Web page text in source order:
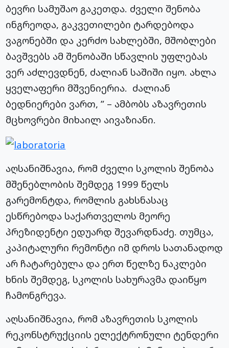
ბევრი სამუშაო გაკეთდა. ძველი შენობა
ინგრეოდა, გაკვეთილები ტარდებოდა
ვაგონებში და კერძო სახლებში, მშობლები
ბავშვებს ამ შენობაში სწავლის უფლებას
ვერ აძლევდნენ, ძალიან საშიში იყო. ახლა
ყველაფერი მშვენიერია. ძალიან
ბედნიერები ვართ, ” – ამბობს აზავრეთის
მცხოვრები მიხაილ აივაზიანი.
აღსანიშნავია, რომ ძველი სკოლის შენობა
მშენებლობის შემდეგ 1999 წელს
გარემონტდა, რომლის გახსნასაც
ესწრებოდა საქართველოს მეორე
პრეზიდენტი ედუარდ შევარდნაძე. თუმცა,
კაპიტალური რემონტი იმ დროს სათანადოდ
არ ჩატარებულა და ერთ წელზე ნაკლები
ხნის შემდეგ, სკოლის სახურავმა დაიწყო
ჩამონგრევა.
აღსანიშნავია, რომ აზავრეთის სკოლის
რეკონსტრუქციის ელექტრონული ტენდერი